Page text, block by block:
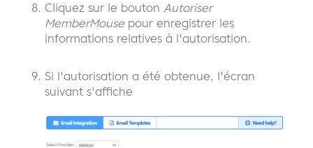
Cliquez sur le bouton Autoriser
MemberMousepour enregistrer les
informations relatives à l'autorisation.
Si l'autorisation a été obtenue, l'écran
suivant s'affiche